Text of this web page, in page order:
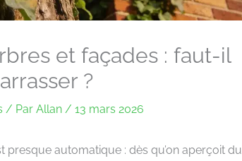
et façades : faut-il
?
/ Par Allan / 13 mars 2026
presque automatique : dès qu’on aperçoit du